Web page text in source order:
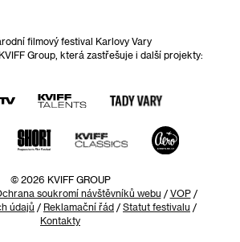
filmový festival Karlovy Vary
Group, která zastřešuje i další projekty:
© 2026 KVIFF GROUP
soukromí návštěvníků webu / VOP/
údajů / Reklamační řád / Statut festivalu /
Kontakty